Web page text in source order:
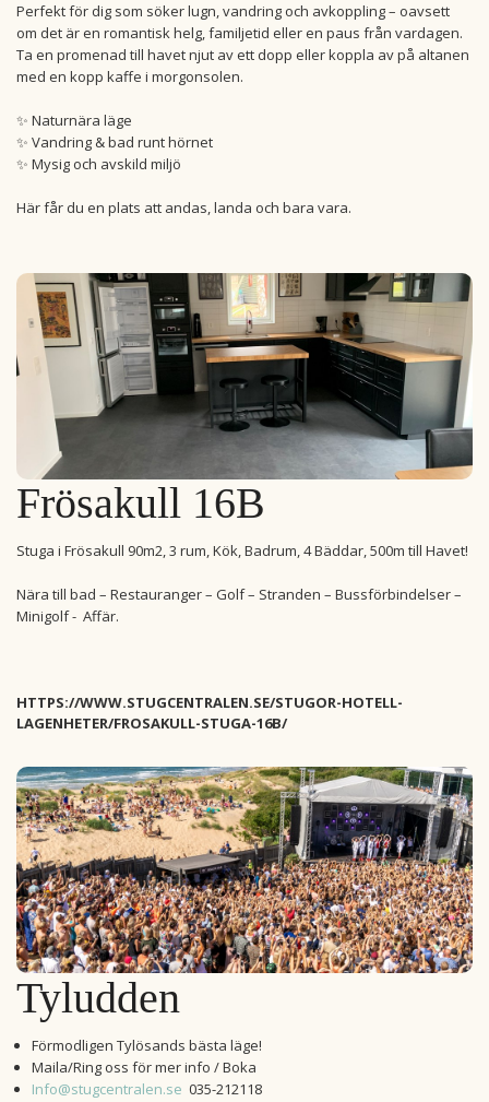
Perfekt för dig som söker lugn, vandring och avkoppling – oavsett
om det är en romantisk helg, familjetid eller en paus från vardagen.
Ta en promenad till havet njut av ett dopp eller koppla av på altanen
med en kopp kaffe i morgonsolen.
✨ Naturnära läge
✨ Vandring & bad runt hörnet
✨ Mysig och avskild miljö
Här får du en plats att andas, landa och bara vara.
Frösakull 16B
Stuga i Frösakull 90m2, 3 rum, Kök, Badrum, 4 Bäddar, 500m till Havet!
Nära till bad – Restauranger – Golf – Stranden – Bussförbindelser –
Minigolf - Affär.
HTTPS://WWW.STUGCENTRALEN.SE/STUGOR-HOTELL-
LAGENHETER/FROSAKULL-STUGA-16B/
Tyludden
Förmodligen Tylösands bästa läge!
Maila/Ring oss för mer info / Boka
Info@stugcentralen.se 035-212118